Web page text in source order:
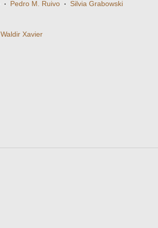
· Pedro M. Ruivo · Silvia Grabowski
Waldir Xavier